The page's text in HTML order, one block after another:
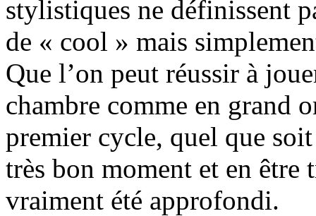
stylistiques ne définissent
de « cool » mais
Que l’on peut réussir à
chambre comme en grand
premier cycle, quel que
très bon moment et en être
vraiment été approfondi.